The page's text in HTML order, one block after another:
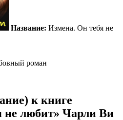
Название: Измена. Он тебя не
роман
к книге
не любит» Чарли Ви